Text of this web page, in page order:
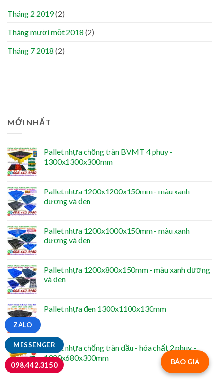
Tháng 2 2019(2)
Tháng mười một 2018 (2)
Tháng 7 2018 (2)
MỚI NHẤT
Pallet nhựa chống tràn BVMT 4 phuy -
1300x1300x300mm
Pallet nhựa 1200x1200x150mm - màu xanh
dương và đen
Pallet nhựa 1200x1000x150mm - màu xanh
dương và đen
Pallet nhựa 1200x800x150mm - màu xanh dương
và đen
Pallet nhựa đen 1300x1100x130mm
Pallet nhựa chống tràn dầu - hóa chất 2 phuy -
1300x680x300mm
BÁO GIÁ
MESSENGER
ZALO
098.442.3150